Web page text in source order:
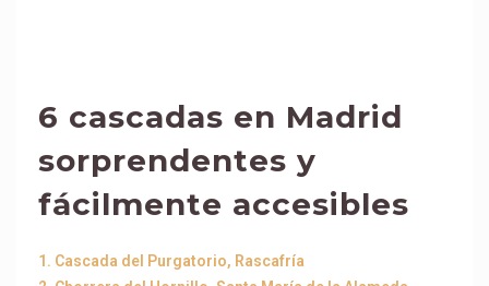
6 cascadas en Madrid
sorprendentes y
fácilmente accesibles
1. Cascada del Purgatorio, Rascafría